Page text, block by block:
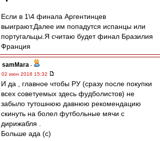
Если в 1\4 финала Аргентинцев
выиграют.Далее им попадутся испанцы или
португальцы.Я считаю будет финал Бразилия
Франция
samMara -
02 июн 2018 15:32
И да , главное чтобы РУ (сразу после покупки
всех советуемых здесь фудболистов) не
забыло тутошнюю давнюю рекомендацию
скинуть на болел футбольные мячи с
дирижабля .
Больше ада (с)